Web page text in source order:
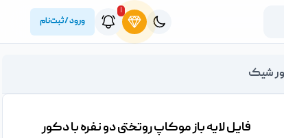
۱
ورود / ثبت‌نام
شیک
فایل لایه باز موکاپ روتختی دو نفره با دکور